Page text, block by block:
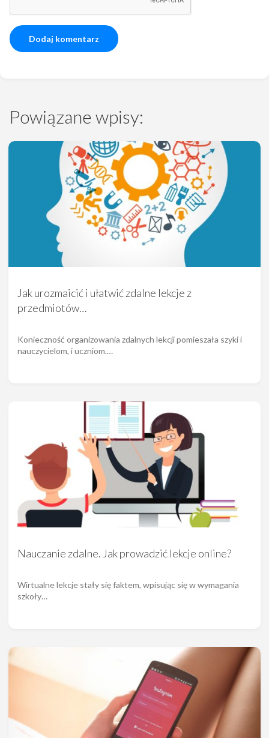
Powiązane wpisy:
Jak urozmaicić i ułatwić zdalne lekcje z
przedmiotów…
Konieczność organizowania zdalnych lekcji pomieszała szyki i
nauczycielom, i uczniom.…
Nauczanie zdalne. Jak prowadzić lekcje online?
Wirtualne lekcje stały się faktem, wpisując się w wymagania
szkoły…